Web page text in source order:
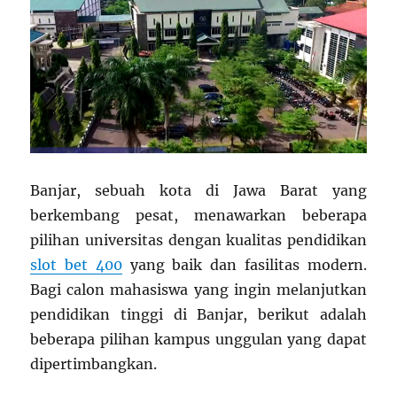
Banjar, sebuah kota di Jawa Barat yang
berkembang pesat, menawarkan beberapa
pilihan universitas dengan kualitas pendidikan
slot bet 400yang baik dan fasilitas modern.
Bagi calon mahasiswa yang ingin melanjutkan
pendidikan tinggi di Banjar, berikut adalah
beberapa pilihan kampus unggulan yang dapat
dipertimbangkan.